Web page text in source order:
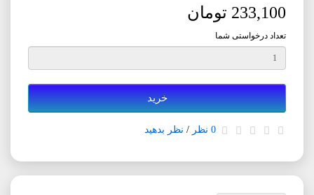
233,100 تومان
تعداد درخواستی شما
خرید
0 نظر / نظر بدهید